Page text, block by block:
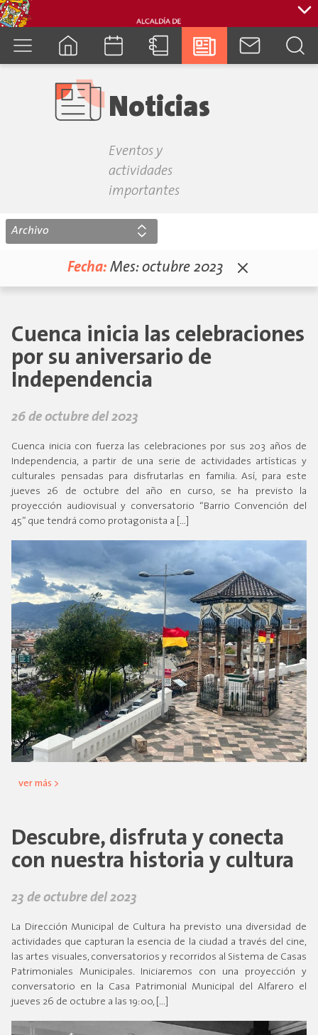
Noticias
Eventos y
actividades
importantes
Fecha: Mes:octubre 2023
Cuenca inicia las celebraciones
por su aniversario de
Independencia
26 de octubre del 2023
Cuenca inicia con fuerza las celebraciones por sus 203 años de
Independencia, a partir de una serie de actividades artísticas y
culturales pensadas para disfrutarlas en familia. Así, para este
jueves 26 de octubre del año en curso, se ha previsto la
proyección audiovisual y conversatorio “Barrio Convención del
45” que tendrá como protagonista a […]
ver más >
Descubre, disfruta y conecta
con nuestra historia y cultura
23 de octubre del 2023
La Dirección Municipal de Cultura ha previsto una diversidad de
actividades que capturan la esencia de la ciudad a través del cine,
las artes visuales, conversatorios y recorridos al Sistema de Casas
Patrimoniales Municipales. Iniciaremos con una proyección y
conversatorio en la Casa Patrimonial Municipal del Alfarero el
jueves 26 de octubre a las 19:00, […]
Archivo